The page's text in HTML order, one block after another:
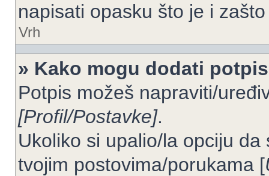
napisati opasku što je i
Vrh
» Kako mogu dodati
Potpis možeš napraviti/
[Profil/Postavke].
Ukoliko si upalio/la opciju
tvojim postovima/porukama [